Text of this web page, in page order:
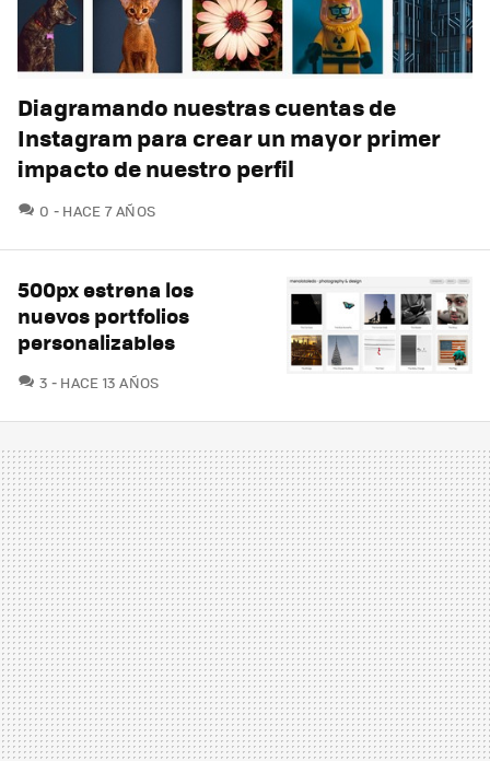
Diagramando nuestras cuentas de
Instagram para crear un mayor primer
impacto de nuestro perfil
0 COMENTARIOS
HACE 7 AÑOS
500px estrena los
nuevos portfolios
personalizables
3 COMENTARIOS
HACE 13 AÑOS